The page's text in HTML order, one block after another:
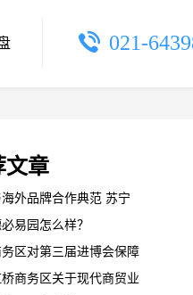
021-
文章
外品牌合作典范 苏宁
中国国际进口博览会
易园怎么样？
区对第三届进博会保障
部署、再细化 ！
桥商务区关于现代商贸业